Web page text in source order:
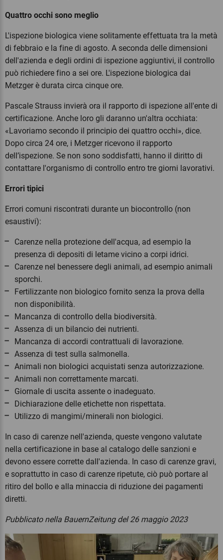
Quattro occhi sono meglio
L'ispezione biologica viene solitamente effettuata tra la metà
di febbraio e la fine di agosto. A seconda delle dimensioni
dell'azienda e degli ordini di ispezione aggiuntivi, il controllo
può richiedere fino a sei ore. L'ispezione biologica dai
Metzger è durata circa cinque ore.
Pascale Strauss invierà ora il rapporto di ispezione all'ente di
certificazione. Anche loro gli daranno un'altra occhiata:
«Lavoriamo secondo il principio dei quattro occhi», dice.
Dopo circa 24 ore, i Metzger ricevono il rapporto
dell’ispezione. Se non sono soddisfatti, hanno il diritto di
contattare l'organismo di controllo entro tre giorni lavorativi.
Errori tipici
Errori comuni riscontrati durante un biocontrollo (non
esaustivi):
Carenze nella protezione dell'acqua, ad esempio la
presenza di depositi di letame vicino a corpi idrici.
Carenze nel benessere degli animali, ad esempio animali
sporchi.
Fertilizzante non biologico fornito senza la prova della
non disponibilità.
Mancanza di controllo della biodiversità.
Assenza di un bilancio dei nutrienti.
Mancanza di accordi contrattuali di lavorazione.
Assenza di test sulla salmonella.
Animali non biologici acquistati senza autorizzazione.
Animali non correttamente marcati.
Giornale di uscita assente o inadeguato.
Dichiarazione delle etichette non rispettata.
Utilizzo di mangimi/minerali non biologici.
In caso di carenze nell'azienda, queste vengono valutate
nella certificazione in base al catalogo delle sanzioni e
devono essere corrette dall'azienda. In caso di carenze gravi,
e soprattutto in caso di carenze ripetute, ciò può portare al
ritiro del bollo e alla minaccia di riduzione dei pagamenti
diretti.
Pubblicato nella BauernZeitung del 26 maggio 2023